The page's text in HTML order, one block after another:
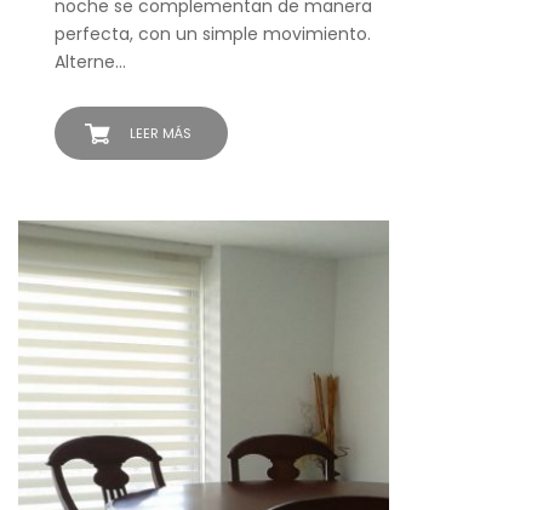
LEER MÁS
noche se complementan de manera
perfecta, con un simple movimiento.
Alterne…